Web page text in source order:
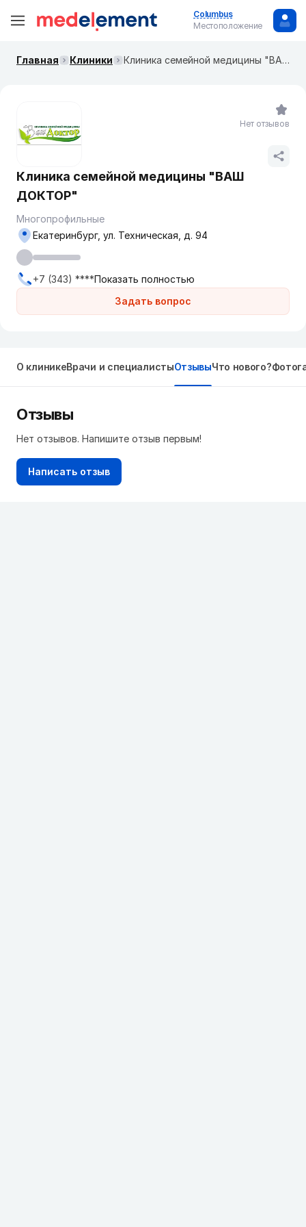
Columbus
Местоположение
Главная Клиники Клиника семейной медицины "ВАШ ДОКТОР"
Клиника семейной медицины "ВАШ
ДОКТОР"
Многопрофильные
Задать вопрос
Екатеринбург, ул. Техническая, д. 94
+7 (343) ****Показать полностью
Нет отзывов
О клиникеВрачи и специалистыОтзывыЧто нового?
Отзывы
Нет отзывов. Напишите отзыв первым!
Написать отзыв